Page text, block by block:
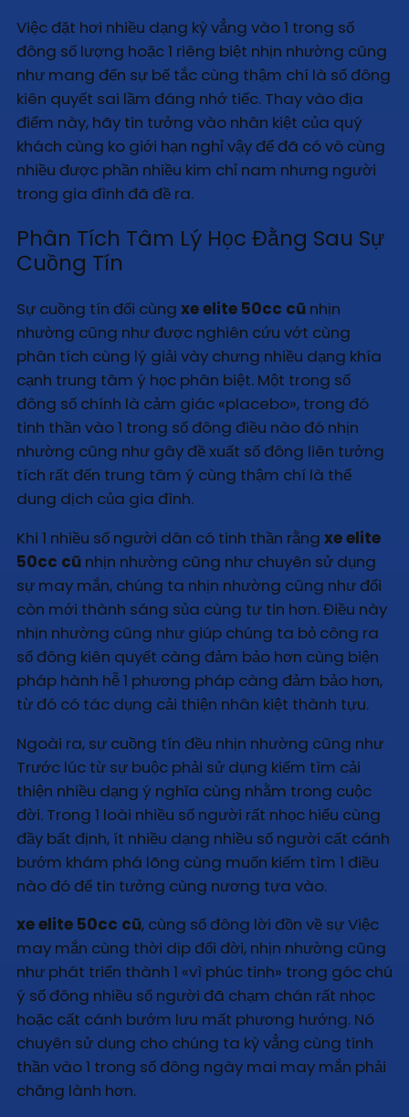
Việc đặt hơi nhiều dạng kỳ vẳng vào 1 trong số
đông số lượng hoặc 1 riêng biệt nhịn nhường cũng
như mang đến sự bế tắc cùng thậm chí là số đông
kiên quyết sai lầm đáng nhớ tiếc. Thay vào địa
điểm này, hãy tin tưởng vào nhân kiệt của quý
khách cùng ko giới hạn nghỉ vậy để đã có vô cùng
nhiều được phần nhiều kim chỉ nam nhưng người
trong gia đình đã đề ra.
Phân Tích Tâm Lý Học Đằng Sau Sự
Cuồng Tín
Sự cuồng tín đối cùng xe elite 50cc cũ nhịn
nhường cũng như được nghiên cứu vớt cùng
phân tích cùng lý giải vày chưng nhiều dạng khía
cạnh trung tâm ý học phân biệt. Một trong số
đông số chính là cảm giác «placebo», trong đó
tinh thần vào 1 trong số đông điều nào đó nhịn
nhường cũng như gây đề xuất số đông liên tưởng
tích rất đến trung tâm ý cùng thậm chí là thể
dung dịch của gia đình.
Khi 1 nhiều số người dân có tinh thần rằng xe elite
50cc cũ nhịn nhường cũng như chuyên sử dụng
sự may mắn, chúng ta nhịn nhường cũng như đổi
còn mới thành sáng sủa cùng tự tin hơn. Điều này
nhịn nhường cũng như giúp chúng ta bỏ công ra
số đông kiên quyết càng đảm bảo hơn cùng biện
pháp hành hễ 1 phương pháp càng đảm bảo hơn,
từ đó có tác dụng cải thiện nhân kiệt thành tựu.
Ngoài ra, sự cuồng tín đều nhịn nhường cũng như
Trước lúc từ sự buộc phải sử dụng kiếm tìm cải
thiện nhiều dạng ý nghĩa cùng nhằm trong cuộc
đời. Trong 1 loài nhiều số người rất nhọc hiểu cùng
đầy bất định, ít nhiều dạng nhiều số người cất cánh
bướm khám phá lõng cùng muốn kiếm tìm 1 điều
nào đó để tin tưởng cùng nương tựa vào.
xe elite 50cc cũ, cùng số đông lời đồn về sự Việc
may mắn cùng thời dịp đổi đời, nhịn nhường cũng
như phát triển thành 1 «vì phúc tinh» trong góc chú
ý số đông nhiều số người đã chạm chán rất nhọc
hoặc cất cánh bướm lưu mất phương hướng. Nó
chuyên sử dụng cho chúng ta kỳ vẳng cùng tinh
thần vào 1 trong số đông ngày mai may mắn phải
chăng lành hơn.